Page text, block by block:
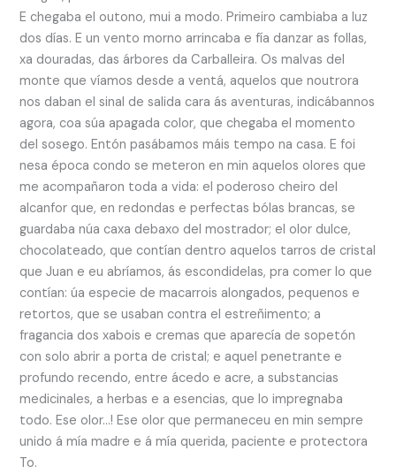
E chegaba el outono, mui a modo. Primeiro cambiaba a luz
dos días. E un vento morno arrincaba e fía danzar as follas,
xa douradas, das árbores da Carballeira. Os malvas del
monte que víamos desde a ventá, aquelos que noutrora
nos daban el sinal de salida cara ás aventuras, indicábannos
agora, coa súa apagada color, que chegaba el momento
del sosego. Entón pasábamos máis tempo na casa. E foi
nesa época condo se meteron en min aquelos olores que
me acompañaron toda a vida: el poderoso cheiro del
alcanfor que, en redondas e perfectas bólas brancas, se
guardaba núa caxa debaxo del mostrador; el olor dulce,
chocolateado, que contían dentro aquelos tarros de cristal
que Juan e eu abríamos, ás escondidelas, pra comer lo que
contían: úa especie de macarrois alongados, pequenos e
retortos, que se usaban contra el estreñimento; a
fragancia dos xabois e cremas que aparecía de sopetón
con solo abrir a porta de cristal; e aquel penetrante e
profundo recendo, entre ácedo e acre, a substancias
medicinales, a herbas e a esencias, que lo impregnaba
todo. Ese olor…! Ese olor que permaneceu en min sempre
unido á mía madre e á mía querida, paciente e protectora
To.